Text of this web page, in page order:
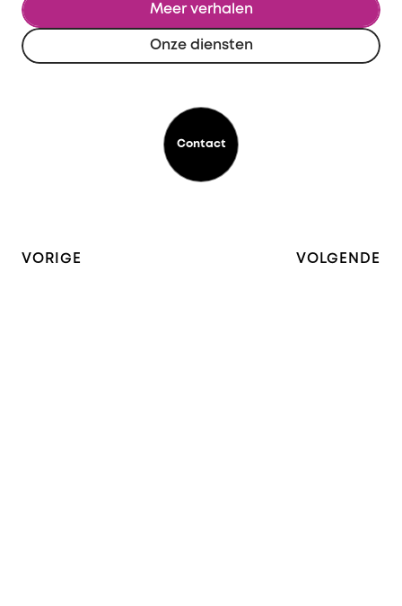
Meer verhalen
Onze diensten
Contact
VORIGE VOLGENDE